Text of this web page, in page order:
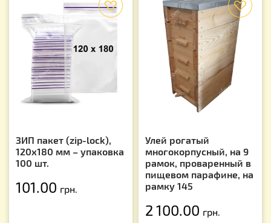
ЗИП пакет (zip-lock),
120х180 мм – упаковка
100 шт.
101.00 грн.
Улей рогатый
многокорпусный, на 9
рамок, проваренный в
пищевом парафине, на
рамку 145
2 100.00 грн.